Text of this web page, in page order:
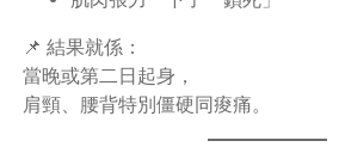
📌 結果就係：
當晚或第二日起身，
肩頸、腰背特別僵硬同痠痛。